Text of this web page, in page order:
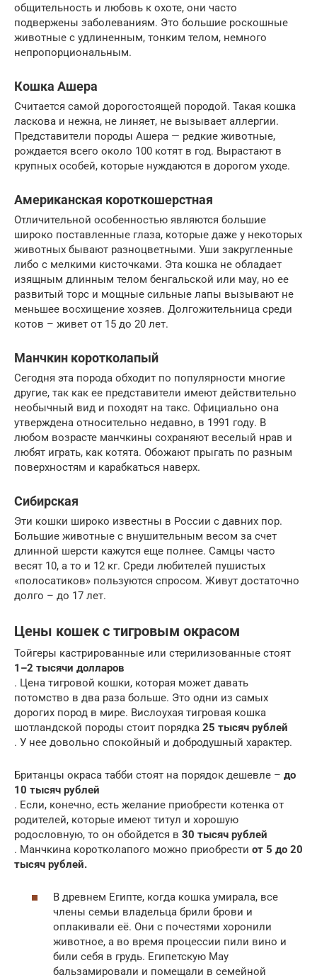
общительность и любовь к охоте, они часто
подвержены заболеваниям. Это большие роскошные
животные с удлиненным, тонким телом, немного
непропорциональным.
Кошка Ашера
Считается самой дорогостоящей породой. Такая кошка
ласкова и нежна, не линяет, не вызывает аллергии.
Представители породы Ашера — редкие животные,
рождается всего около 100 котят в год. Вырастают в
крупных особей, которые нуждаются в дорогом уходе.
Американская короткошерстная
Отличительной особенностью являются большие
широко поставленные глаза, которые даже у некоторых
животных бывают разноцветными. Уши закругленные
либо с мелкими кисточками. Эта кошка не обладает
изящным длинным телом бенгальской или мау, но ее
развитый торс и мощные сильные лапы вызывают не
меньшее восхищение хозяев. Долгожительница среди
котов – живет от 15 до 20 лет.
Манчкин коротколапый
Сегодня эта порода обходит по популярности многие
другие, так как ее представители имеют действительно
необычный вид и походят на такс. Официально она
утверждена относительно недавно, в 1991 году. В
любом возрасте манчкины сохраняют веселый нрав и
любят играть, как котята. Обожают прыгать по разным
поверхностям и карабкаться наверх.
Сибирская
Эти кошки широко известны в России с давних пор.
Большие животные с внушительным весом за счет
длинной шерсти кажутся еще полнее. Самцы часто
весят 10, а то и 12 кг. Среди любителей пушистых
«полосатиков» пользуются спросом. Живут достаточно
долго – до 17 лет.
Цены кошек с тигровым окрасом
Тойгеры кастрированные или стерилизованные стоят
1–2 тысячи долларов
. Цена тигровой кошки, которая может давать
потомство в два раза больше. Это одни из самых
дорогих пород в мире. Вислоухая тигровая кошка
шотландской породы стоит порядка 25 тысяч рублей
. У нее довольно спокойный и добродушный характер.
Британцы окраса табби стоят на порядок дешевле – до
10 тысяч рублей
. Если, конечно, есть желание приобрести котенка от
родителей, которые имеют титул и хорошую
родословную, то он обойдется в 30 тысяч рублей
. Манчкина коротколапого можно приобрести от 5 до 20
тысяч рублей.
В древнем Египте, когда кошка умирала, все
члены семьи владельца брили брови и
оплакивали её. Они с почестями хоронили
животное, а во время процессии пили вино и
били себя в грудь. Египетскую Мау
бальзамировали и помещали в семейной